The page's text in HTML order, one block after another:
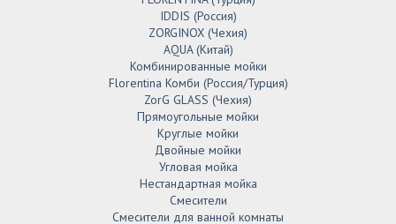
IDDIS (Россия)
ZORGINOX (Чехия)
AQUA (Китай)
Комбинированные мойки
Florentina Комби (Россия/Турция)
ZorG GLASS (Чехия)
Прямоугольные мойки
Круглые мойки
Двойные мойки
Угловая мойка
Нестандартная мойка
Смесители
Смесители для ванной комнаты